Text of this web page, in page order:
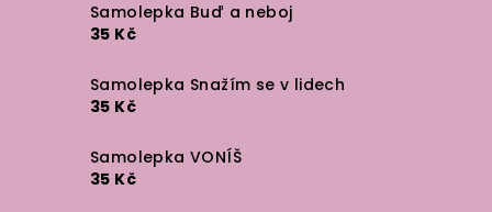
Samolepka Buď a neboj
35 Kč
Samolepka Snažím se v lidech
35 Kč
Samolepka VONÍŠ
35 Kč